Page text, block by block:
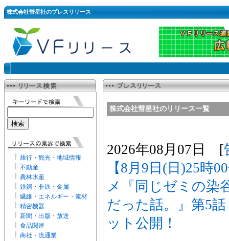
株式会社彗星社のプレスリリース
旅行・観光・地域情報
不動産
農林水産
鉄鋼・非鉄・金属
繊維・エネルギー・素材
精密機器
新聞・出版・放送
食品関連
商社・流通業
株式会社彗星社のリリース一覧
2026年08月07日 [
【8月9日(日)25時
メ『同じゼミの染
だった話。』第5
ット公開！